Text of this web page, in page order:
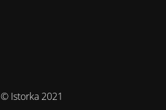
© Istorka 2021